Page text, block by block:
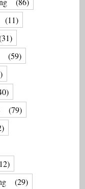
(11)
(59)
(79)
(29)